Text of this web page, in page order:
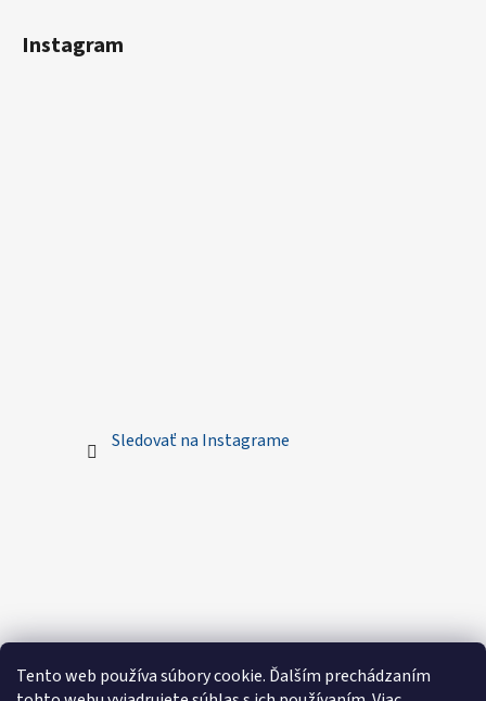
Tento web používa súbory cookie. Ďalším prechádzaním
Instagram
Sledovať na Instagrame